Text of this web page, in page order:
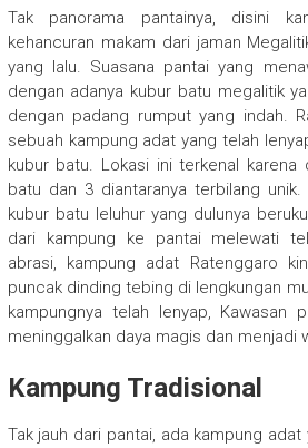
Tak panorama pantainya, disini
kehancuran makam dari jaman
yang lalu. Suasana pantai yang
dengan adanya kubur batu megalitik
dengan padang rumput yang indah.
sebuah kampung adat yang telah
kubur batu. Lokasi ini terkenal karena
batu dan 3 diantaranya terbilang
kubur batu leluhur yang dulunya
dari kampung ke pantai melewati
abrasi, kampung adat Ratenggaro
puncak dinding tebing di lengkungan
kampungnya telah lenyap, Kawasan
meninggalkan daya magis dan menjadi
Kampung Tradisional
Tak jauh dari pantai, ada kampung